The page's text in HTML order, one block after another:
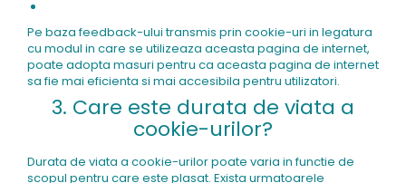
Pe baza feedback-ului transmis prin cookie-uri in legatura
cu modul in care se utilizeaza aceasta pagina de internet,
poate adopta masuri pentru ca aceasta pagina de internet
sa fie mai eficienta si mai accesibila pentru utilizatori.
3. Care este durata de viata a
cookie-urilor?
Durata de viata a cookie-urilor poate varia in functie de
scopul pentru care este plasat. Exista urmatoarele